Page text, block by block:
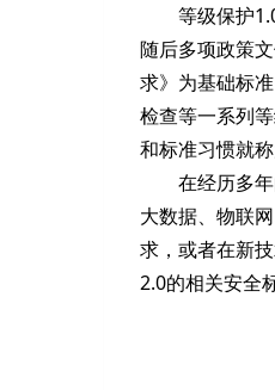
等级保护
随后多项政策
求》为基础标
检查等一系列
和标准习惯就
在经历多
大数据、物联
求，或者在新
2.0的相关安全